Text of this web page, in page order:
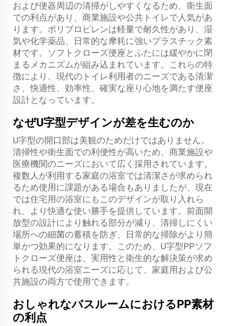
および便器周辺の清掃がしやすくなるため、衛生面
での利点があり、商業施設や公共トイレで人気があ
ります。ポリプロピレンは軽量で耐久性があり、湿
気や化学薬品、日常的な摩耗に強いプラスチック素
材です。ソフトクローズ便座とふたには緩やかに閉
まるメカニズムが組み込まれています。これらの特
徴により、現代のトイレ利用者のニーズである清潔
さ、快適性、効率性、確実な座り心地を満たす便座
設計となっています。
なぜU字型デザインが差を生むのか
U字型の開口部は美観のためだけではありません。
清掃性や衛生面での利便性が高いため、商業施設や
医療機関のニーズにおいて広く採用されています。
複数人が利用する家庭の浴室では清潔さが求められ
るため使用に課題がある場合もありましたが、現在
では住宅用の浴室にもこのデザインが取り入れら
れ、より快適な使い勝手を提供しています。前面開
放型の設計により触れる部分が減り、清掃しにくい
場所への細菌の蓄積を防ぎ、日常的な掃除がより簡
単かつ効果的になります。このため、U字型PPソフ
トクローズ便座は、実用性と衛生的な解決策が求め
られる現代の浴室ニーズに応じて、家庭用および公
共施設の両方で使用できます。
おしゃれなバスルームにおけるPP素材
の利点